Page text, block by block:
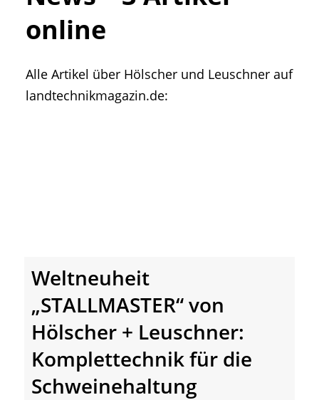
• Messen und Veranstaltungen
• Agritechnica Neuheiten Archiv
• Artikel nach Hersteller/Marke
online
Alle Artikel über Hölscher und Leuschner auf
landtechnikmagazin.de:
Weltneuheit
„STALLMASTER“ von
Hölscher + Leuschner:
Komplettechnik für die
Schweinehaltung